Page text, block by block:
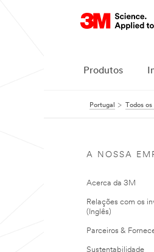
Produtos
Portugal Todos
A NOSSA
Acerca da 3M
Relações com os
(Inglês)
Parceiros &
Sustentabilidade